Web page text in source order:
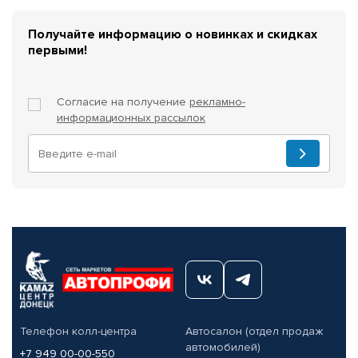
Получайте информацию о новинках и скидках
первыми!
Согласие на получение рекламно-
информационных рассылок
Телефон колл-центра
+7 949 00-00-550
Автосалон (отдел продаж
автомобилей)